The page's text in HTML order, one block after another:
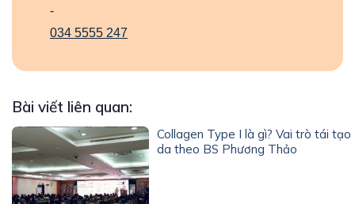
-
034 5555 247
Bài viết liên quan:
Collagen Type I là gì? Vai trò tái tạo
da theo BS Phương Thảo